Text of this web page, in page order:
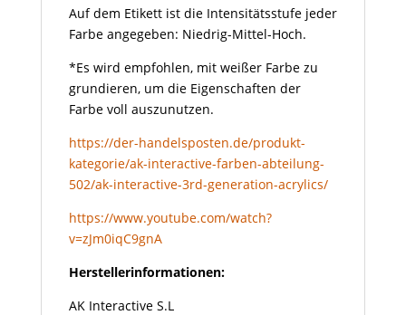
Auf dem Etikett ist die Intensitätsstufe jeder
Farbe angegeben: Niedrig-Mittel-Hoch.
*Es wird empfohlen, mit weißer Farbe zu
grundieren, um die Eigenschaften der
Farbe voll auszunutzen.
https://der-handelsposten.de/produkt-
kategorie/ak-interactive-farben-abteilung-
502/ak-interactive-3rd-generation-acrylics/
https://www.youtube.com/watch?
v=zJm0iqC9gnA
Herstellerinformationen:
AK Interactive S.L